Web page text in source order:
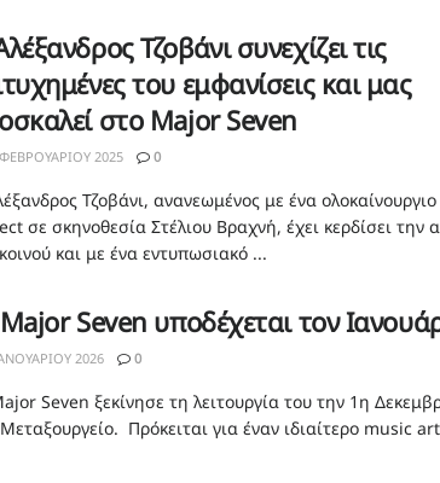
Τζοβάνι συνεχίζει τις
του εμφανίσεις και μας
στο Major Seven
2025 0
Τζοβάνι, ανανεωμένος με ένα
σε σκηνοθεσία Στέλιου Βραχνή, έχει κερδίσει την
και με ένα εντυπωσιακό ...
Seven υποδέχεται τον
2026 0
Seven ξεκίνησε τη λειτουργία του την 1η
Πρόκειται για έναν ιδιαίτερο music